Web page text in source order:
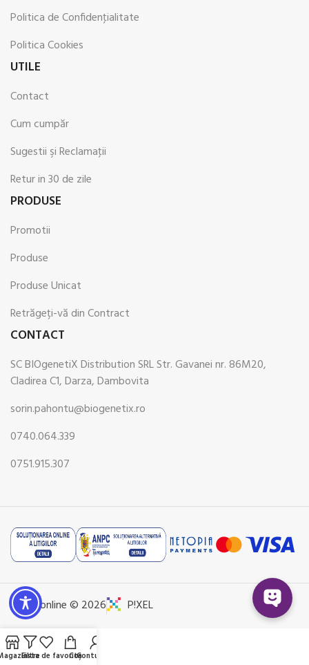
Politica de Confidenţialitate
Politica Cookies
UTILE
Contact
Cum cumpăr
Sugestii şi Reclamaţii
Retur in 30 de zile
PRODUSE
Promotii
Produse
Produse Unicat
Retrăgeți-vă din Contract
CONTACT
SC BIOgenetiX Distribution SRL Str. Gavanei nr. 86M20,
Cladirea C1, Darza, Dambovita
sorin.pahontu@biogenetix.ro
0740.064.339
0751.915.307
Pharmonline © 2026 P!XEL
Filtre
Lista de favorite
CoșContul meu